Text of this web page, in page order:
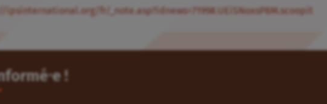
ipsinternational.org/fr/_note.asp?idnews=7199#.UEiSNoxsP8M.scoopit
!